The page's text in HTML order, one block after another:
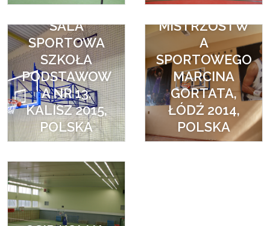
SALA
SPORTOWA
SZKOŁA
PODSTAWOW
A NR 13,
KALISZ 2015,
POLSKA
SZKOŁA
MISTRZOSTW
A
SPORTOWEGO
MARCINA
GORTATA,
ŁÓDŹ 2014,
POLSKA